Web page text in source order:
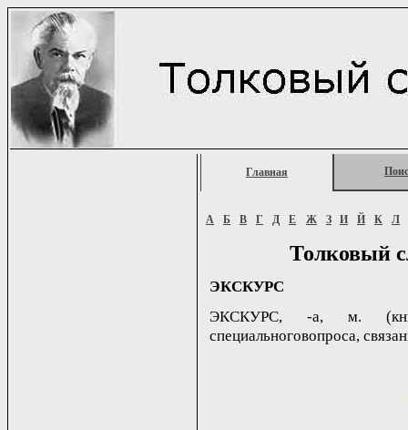
Главная
А Б В Г Д Е Ж З И Й К Л
Толковый
ЭКСКУРС
ЭКСКУРС, -а, м.
специальноговопроса,